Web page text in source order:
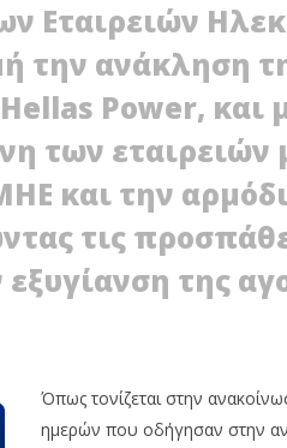
H ΡΑΕ καλεί την
ΑΔΜΗΕ για το
EnergyIn
Εταιρειών
την ανάκληση
Power, και
των εταιρειών
και την
τις
εξυγίανση της
Όπως τονίζεται στην
ημερών που οδήγησαν στην